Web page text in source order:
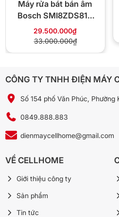
🛒 Xem thêm Máy Rửa Bát tại
Máy rửa bát 15 bộ Comfee
Máy rửa bát Comfee
→ Xem tất cả Máy Rửa Bát chính
Máy rửa bát bán âm
Bosch SMI8ZDS81T
Seri 8
29.500.000₫
33.000.000₫
CÔNG TY TNHH ĐIỆN MÁY
Số 154 phố Văn Phúc, Phường
0849.888.883
dienmaycellhome@gmail.com
VỀ CELLHOME
Giới thiệu công ty
Sản phẩm
Tin tức